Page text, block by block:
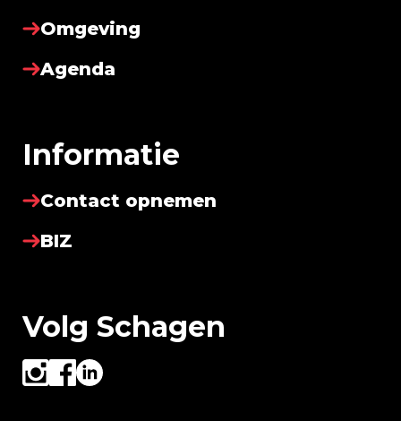
Omgeving
Agenda
Informatie
Contact opnemen
BIZ
Volg Schagen